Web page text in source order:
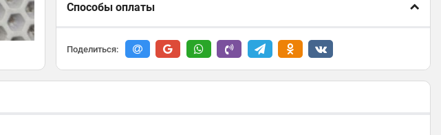
Способы оплаты
Поделиться: